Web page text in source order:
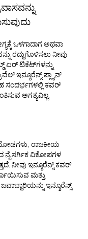
ಒಳಗಾದಾಗ ಅಥವಾ
ರದ್ದುಗೊಳಿಸಲು ನೀವು
ಏರ್ ಟಿಕೆಟ್‌ಗಳನ್ನು
ಇನ್ಶೂರೆನ್ಸ್ ಪ್ಲ್ಯಾನ್
ಕವರ್
ಅಗತ್ಯವಿಲ್ಲ.
ರಾಜಕೀಯ
ನೈಸರ್ಗಿಕ ವಿಕೋಪಗಳ
ನೀವು ಇನ್ಶೂರೆನ್ಸ್ ಕವರ್
ಮತ್ತು
ಇನ್ಶೂರೆನ್ಸ್